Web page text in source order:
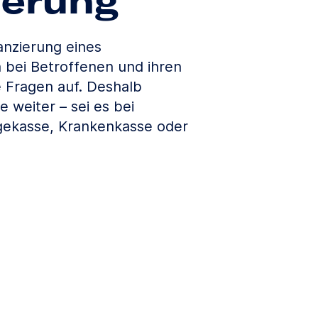
eines
Betroffenen und ihren
auf. Deshalb
weiter – sei es bei
Krankenkasse oder